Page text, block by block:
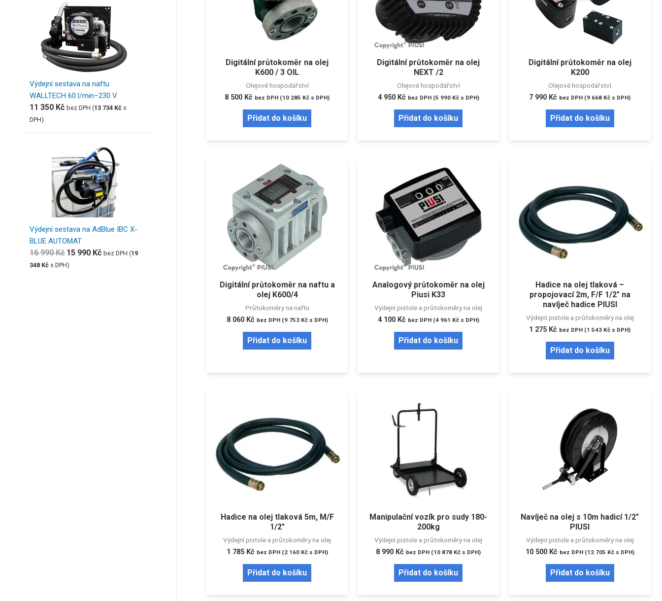
Výdejní sestava na naftu
WALLTECH 60 l/min–230 V
11 350 Kč bez DPH (13 734 Kč s
DPH)
Výdejní sestava na AdBlue IBC X-
BLUE AUTOMAT
16 990Kč 15 990 Kč bez DPH (19
348 Kč s DPH)
Digitální průtokoměr na olej
K600 / 3 OIL
Olejové hospodářství
8 500 Kč bez DPH (10 285 Kč s DPH)
Přidat do košíku
Digitální průtokoměr na olej
NEXT /2
Olejové hospodářství
4 950 Kč bez DPH (5 990 Kčs DPH)
Přidat do košíku
Digitální průtokoměr na olej
K200
Olejové hospodářství
7 990 Kč bez DPH (9 668 Kč s DPH)
Přidat do košíku
Digitální průtokoměr na naftu a
olej K600/4
Průtokoměry na naftu
8 060 Kč bez DPH (9 753 Kčs DPH)
Přidat do košíku
Analogový průtokoměr na olej
Piusi K33
Výdejní pistole a průtokoměry na olej
4 100 Kč bez DPH (4 961 Kčs DPH)
Přidat do košíku
Hadice na olej tlaková –
propojovací 2m, F/F 1/2″ na
navíječ hadice PIUSI
Výdejní pistole a průtokoměry na olej
1 275 Kč bez DPH (1 543 Kč s DPH)
Přidat do košíku
Hadice na olej tlaková 5m, M/F
1/2″
Výdejní pistole a průtokoměry na olej
1 785 Kč bez DPH (2 160 Kčs DPH)
Přidat do košíku
Manipulační vozík pro sudy 180-
200kg
Výdejní pistole a průtokoměry na olej
8 990 Kč bez DPH (10 878 Kč s DPH)
Přidat do košíku
Navíječ na olej s 10m hadicí 1/2″
PIUSI
Výdejní pistole a průtokoměry na olej
10 500 Kč bez DPH (12 705 Kčs DPH)
Přidat do košíku